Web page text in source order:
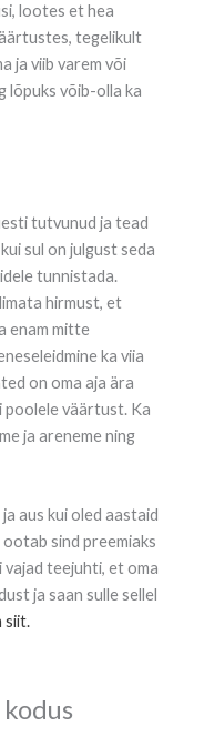
lootes et hea
tegelikult
ja viib varem või
lõpuks võib-olla ka
tutvunud ja tead
sul on julgust seda
tunnistada.
hirmust, et
enam mitte
ka viia
on oma aja ära
poolele väärtust. Ka
ja areneme ning
aus kui oled aastaid
sind preemiaks
vajad teejuhti, et oma
ja saan sulle sellel
siit.